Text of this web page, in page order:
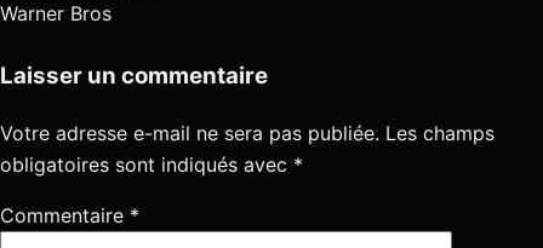
Warner Bros
Laisser un commentaire
Votre adresse e-mail ne sera pas publiée. Les champs
obligatoires sont indiqués avec *
Commentaire *